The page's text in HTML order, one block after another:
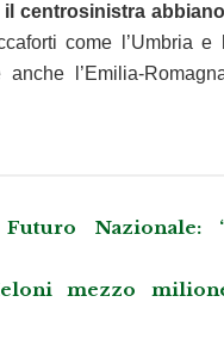
centrosinistra
come l’Umbria e
l’Emilia-
Nazionale:
mezzo